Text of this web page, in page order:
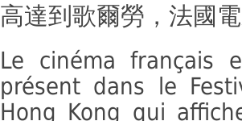
高達到歌爾勞，法國
Le cinéma français
présent dans le
Hong Kong qui